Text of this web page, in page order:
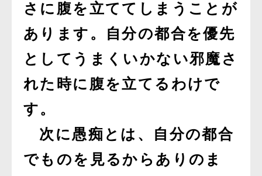
さに腹を立ててしまうことが
あります。自分の都合を優先
としてうまくいかない邪魔さ
れた時に腹を立てるわけで
す。
次に愚痴とは、自分の都合
でものを見るからありのま